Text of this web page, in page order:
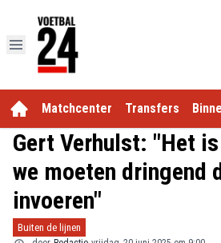
Matchcenter Transfers
Gert Verhulst: "Het
we moeten dringend
invoeren"
Buiten de lijnen